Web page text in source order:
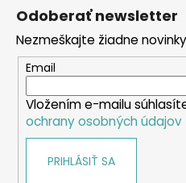
Odoberať newsletter
Nezmeškajte žiadne
Email
Vložením e-mailu
ochrany osobných údajov
PRIHLÁSIŤ SA